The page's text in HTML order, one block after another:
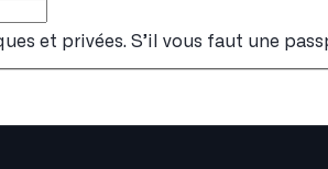
et privées. S’il vous faut une